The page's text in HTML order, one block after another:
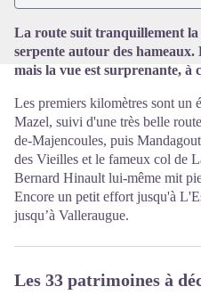
La route suit tranquillement
serpente autour des
mais la vue est surprenante, à
Les premiers kilomètres sont un
Mazel, suivi d'une très belle
de-Majencoules, puis
des Vieilles et le fameux col de
Bernard Hinault lui-même mit
Encore un petit effort jusqu'à
jusqu’à Valleraugue.
Les 33 patrimoines à